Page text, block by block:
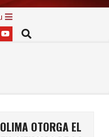
Search
OTORGA EL